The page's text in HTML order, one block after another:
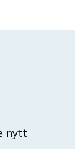
nytt